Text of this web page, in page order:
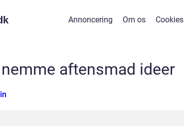
Annoncering Om os Cookies
nemme aftensmad ideer